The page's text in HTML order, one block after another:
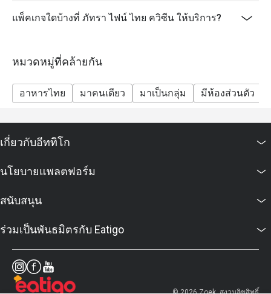
แพ็คเกจใดบ้างที่ ภัทรา ไฟน์ ไทย ควิซีน ให้บริการ?
หมวดหมู่ที่คล้ายกัน
อาหารไทย มาคนเดียว มาเป็นกลุ่ม มีห้องส่วนตัว
เกี่ยวกับอีททิโก
นโยบายแพลตฟอร์ม
สนับสนุน
ร่วมเป็นพันธมิตรกับ Eatigo
© 2026 Zoek. สงวนลิขสิทธิ์